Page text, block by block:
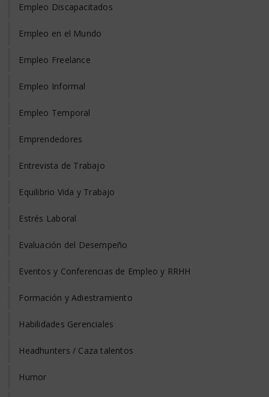
Empleo Discapacitados
Empleo en el Mundo
Empleo Freelance
Empleo Informal
Empleo Temporal
Emprendedores
Entrevista de Trabajo
Equilibrio Vida y Trabajo
Estrés Laboral
Evaluación del Desempeño
Eventos y Conferencias de Empleo y RRHH
Formación y Adiestramiento
Habilidades Gerenciales
Headhunters / Caza talentos
Humor